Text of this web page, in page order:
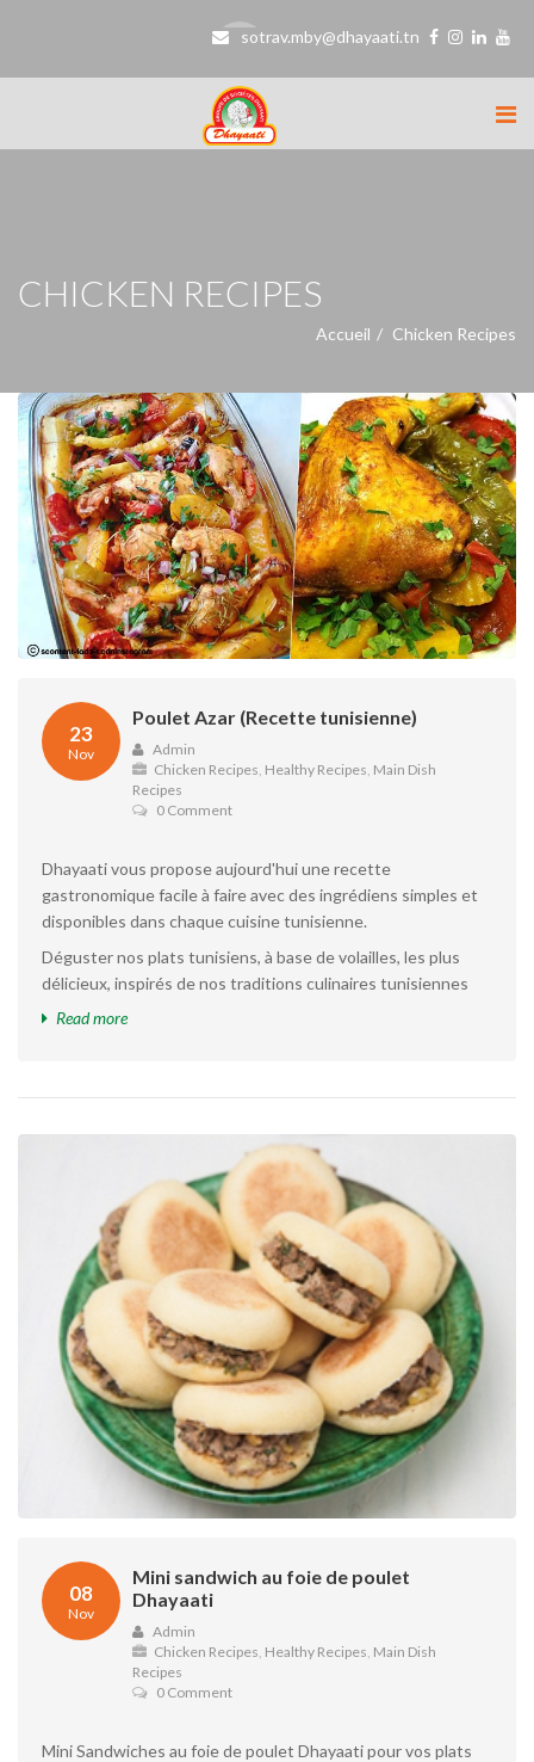
sotrav.mby@dhayaati.tn
CHICKEN RECIPES
Accueil Chicken Recipes
23
Nov
Poulet Azar (Recette tunisienne)
Admin
Chicken Recipes Healthy Recipes Main Dish
Recipes
0 Comment
Dhayaati vous propose aujourd'hui une recette
gastronomique facile à faire avec des ingrédiens simples et
disponibles dans chaque cuisine tunisienne.
Déguster nos plats tunisiens, à base de volailles, les plus
délicieux, inspirés de nos traditions culinaires tunisiennes
Read more
08
Nov
Mini sandwich au foie de poulet
Dhayaati
Admin
Chicken Recipes Healthy Recipes Main Dish
Recipes
0 Comment
Mini Sandwiches au foie de poulet Dhayaati pour vos plats